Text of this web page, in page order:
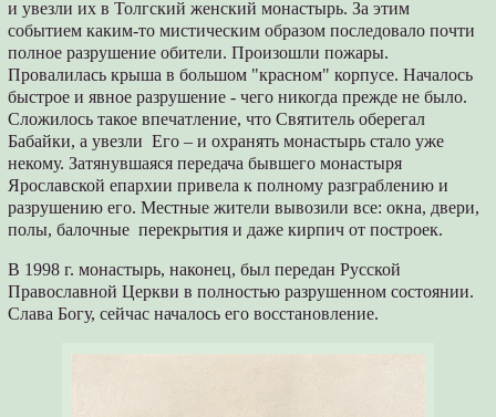
и увезли их в Толгский женский монастырь. За этим
событием каким-то мистическим образом последовало почти
полное разрушение обители. Произошли пожары.
Провалилась крыша в большом "красном" корпусе. Началось
быстрое и явное разрушение - чего никогда прежде не было.
Сложилось такое впечатление, что Святитель оберегал
Бабайки, а увезли Его – и охранять монастырь стало уже
некому. Затянувшаяся передача бывшего монастыря
Ярославской епархии привела к полному разграблению и
разрушению его. Местные жители вывозили все: окна, двери,
полы, балочные перекрытия и даже кирпич от построек.
В 1998 г. монастырь, наконец, был передан Русской
Православной Церкви в полностью разрушенном состоянии.
Слава Богу, сейчас началось его восстановление.